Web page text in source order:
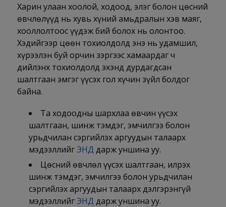
Харин улаан хоолой, ходоод, элэг болон цөсний
өвчлөлүүд нь хувь хүний амьдралын хэв маяг,
хооллолтоос үүдэж бий болох нь олонтоо.
Хэдийгээр цөөн тохиолдолд энэ нь удамшил,
хүрээлэн буй орчин зэргээс хамаардаг ч
дийлэнх тохиолдолд эхэнд дурдагдсан
шалтгаан эмгэг үүсэх гол хүчин зүйл болдог
байна.
Та ходоодны шархлаа өвчин үүсэх
шалтгаан, шинж тэмдэг, эмчилгээ болон
урьдчилан сэргийлэх аргуудын талаарх
мэдээллийг ЭНД дарж уншина уу.
Цөсний өвчлөл үүсэх шалтгаан, илрэх
шинж тэмдэг, эмчилгээ болон урьдчилан
сэргийлэх аргуудын талаарх дэлгэрэнгүй
мэдээллийгЭНД дарж уншина уу.